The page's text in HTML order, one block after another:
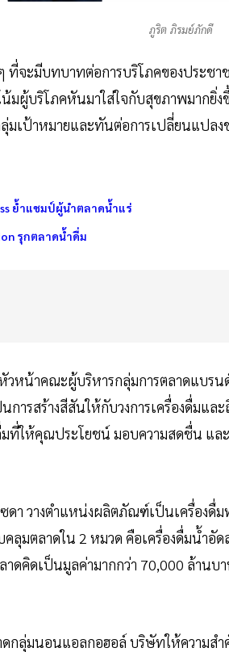
ภูริต ภิรมย์ภักดี
จะมีบทบาทต่อการบริโภคของประชา
มผู้บริโภคหันมาใส่ใจกับสุขภาพมากยิ่
มเป้าหมายและทันต่อการเปลี่ยนแปลง
ย้ำแชมป์ผู้นำตลาดน้ำแร่
รุกตลาดน้ำดื่ม
หน้าคณะผู้บริหารกลุ่มการตลาดแบรนด์
การสร้างสีสันให้กับวงการเครื่องดื่มแ
มที่ให้คุณประโยชน์ มอบความสดชื่น แ
ดา วางตำแหน่งผลิตภัณฑ์เป็นเครื่องดื่
ลุมตลาดใน 2 หมวด คือเครื่องดื่มน้ำอั
าดคิดเป็นมูลค่ามากกว่า 70,000 ล้านบ
ดกลุ่มนอนแอลกอฮอล์ บริษัทให้ความส